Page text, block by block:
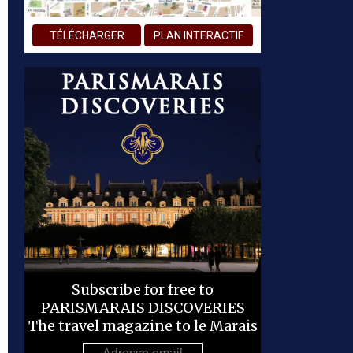
TÉLÉCHARGER PLAN INTERACTIF
Subscribe for free to
PARISMARAIS DISCOVERIES
The travel magazine to le Marais